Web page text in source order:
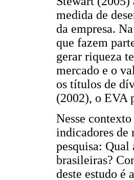
medida de
da empresa.
que fazem
gerar riqueza
mercado e o
os títulos de
(2002), o EVA
Nesse
indicadores de
pesquisa: Qual
brasileiras?
deste estudo é